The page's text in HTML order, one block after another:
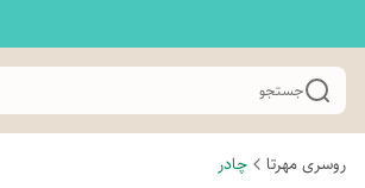
جستجو
روسری مهرتا چادر